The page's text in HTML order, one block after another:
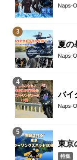
め22
Naps-
夏の
る？
Naps-
バイ
東近
Naps-
東京
ポッ
特集